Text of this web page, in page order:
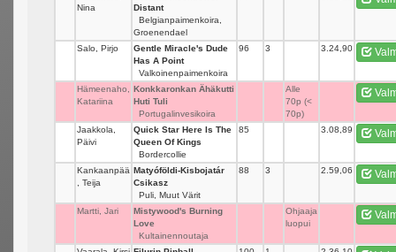
Nina
Distant
Belgianpaimenkoira,
Groenendael
Salo, Pirjo
Gentle Miracle's Dude
Has A Point
Valkoinenpaimenkoira
96 3 3.24,90
Hämeenaho,
Katariina
Konkkaronkan Ähäkutti
Huti Tuli
Portugalinvesikoira
Alle
70p (<
70p)
Jaakkola,
Päivi
Quick Star Here Is The
Queen Of Kings
Bordercollie
85 3.08,89
Kankaanpää
, Teija
Matyóföldi-Kisbojatár
Csikasz
Puli, Muut Värit
88 3 2.59,06
Martti, Jari
Mistywood's Burning
Love
Kultainennoutaja
Ohjaaja
luopui